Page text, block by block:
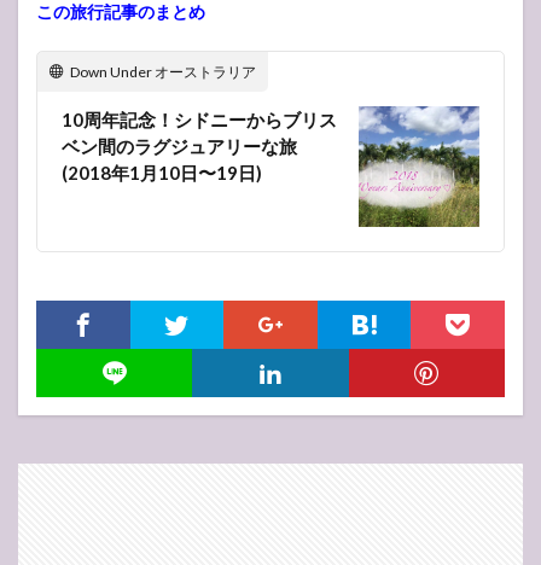
この旅行記事のまとめ
Down Under オーストラリア
10周年記念！シドニーからブリス
ベン間のラグジュアリーな旅
(2018年1月10日〜19日)